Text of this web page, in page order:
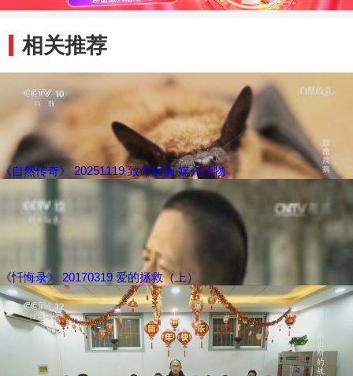
相关推荐
《自然传奇》 20251119 致命疾病 媒介动物
《忏悔录》 20170319 爱的拯救（上）